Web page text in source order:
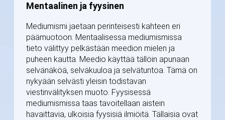
Mentaalinen ja fyysinen
Mediumismi jaetaan perinteisesti kahteen eri
päämuotoon. Mentaalisessa mediumismissa
tieto välittyy pelkästään meedion mielen ja
puheen kautta. Meedio käyttää tällöin apunaan
selvänäköä, selväkuuloa ja selvätuntoa. Tämä on
nykyään selvästi yleisin todistavan
viestinvälityksen muoto. Fyysisessä
mediumismissa taas tavoitellaan aistein
havaittavia, ulkoisia fyysisiä ilmiöitä. Tällaisia ovat